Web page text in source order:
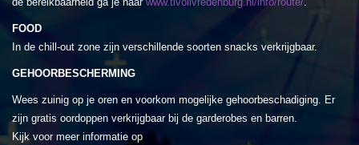
FOOD
In de chill-out zone zijn verschillende soorten snacks verkrijgbaar.
GEHOORBESCHERMING
Wees zuinig op je oren en voorkom mogelijke gehoorbeschadiging. Er
zijn gratis oordoppen verkrijgbaar bij de garderobes en barren.
Kijk voor meer informatie op